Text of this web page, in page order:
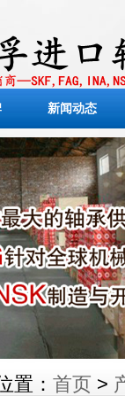
新闻动态
置： 首页 >